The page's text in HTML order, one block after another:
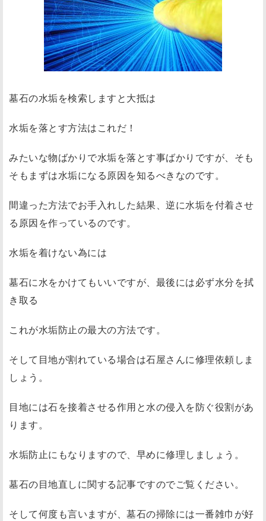
墓石の水垢を検索しますと大抵は
水垢を落とす方法はこれだ！
みたいな物ばかりで水垢を落とす事ばかりですが、そも
そもまずは水垢になる原因を知るべきなのです。
間違った方法でお手入れした結果、逆に水垢を付着させ
る原因を作っているのです。
水垢を着けない為には
墓石に水をかけてもいいですが、最後には必ず水分を拭
き取る
これが水垢防止の最大の方法です。
そして目地が割れている場合は石屋さんに修理依頼しま
しょう。
目地には石を接着させる作用と水の侵入を防ぐ役割があ
ります。
水垢防止にもなりますので、早めに修理しましょう。
墓石の目地直しに関する記事ですのでご覧ください。
そして何度も言いますが、墓石の掃除には一番雑巾が好